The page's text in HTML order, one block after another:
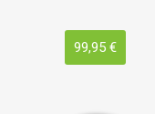
99,95 €